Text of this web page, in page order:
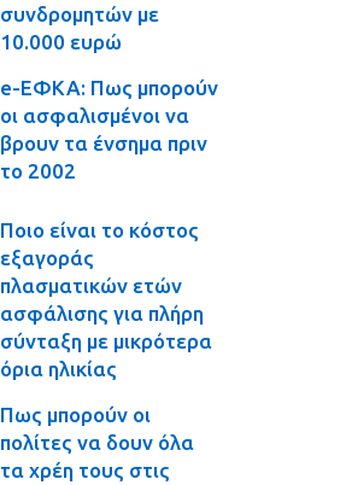
συνδρομητών με
10.000 ευρώ
e-ΕΦΚΑ: Πως μπορούν
οι ασφαλισμένοι να
βρουν τα ένσημα πριν
το 2002
Ποιο είναι το κόστος
εξαγοράς
πλασματικών ετών
ασφάλισης για πλήρη
σύνταξη με μικρότερα
όρια ηλικίας
Πως μπορούν οι
πολίτες να δουν όλα
τα χρέη τους στις